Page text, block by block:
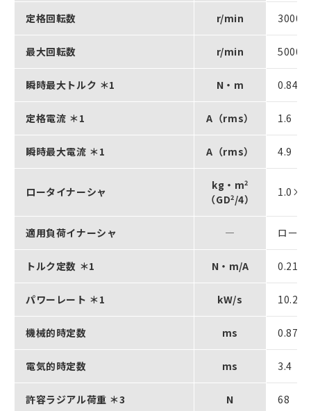
定格回転数 r/min 3000
最大回転数 r/min 5000
瞬時最大トルク ＊1 N・m 0.84
定格電流 ＊1 A（rms） 1.6
瞬時最大電流 ＊1 A（rms） 4.9
ロータイナーシャ kg・m2
（GD2/4）
適用負荷イナーシャ ― ロー
トルク定数 ＊1 N・m/A 0.21
パワーレート ＊1 kW/s 10.2
機械的時定数 ms 0.87
電気的時定数 ms 3.4
許容ラジアル荷重 ＊3 N 68